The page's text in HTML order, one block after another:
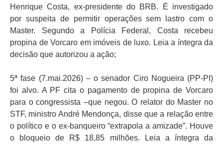
Henrique Costa, ex-presidente do BRB. É investigado
por suspeita de permitir operações sem lastro com o
Master. Segundo a Polícia Federal, Costa recebeu
propina de Vorcaro em imóveis de luxo. Leia a íntegra da
decisão que autorizou a ação;
5ª fase (7.mai.2026) – o senador Ciro Nogueira (PP-PI)
foi alvo. A PF cita o pagamento de propina de Vorcaro
para o congressista –que negou. O relator do Master no
STF, ministro André Mendonça, disse que a relação entre
o político e o ex-banqueiro “extrapola a amizade”. Houve
o bloqueio de R$ 18,85 milhões. Leia a íntegra da